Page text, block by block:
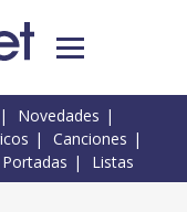
Novedades
Canciones
Portadas Listas